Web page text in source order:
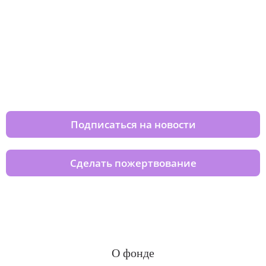
Подписаться на новости
Сделать пожертвование
О фонде